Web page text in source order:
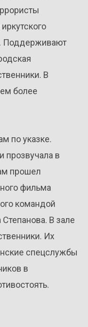
Поддерживают
В
более
по указке.
прозвучала в
прошел
фильма
командой
В зале
Их
спецслужбы
в